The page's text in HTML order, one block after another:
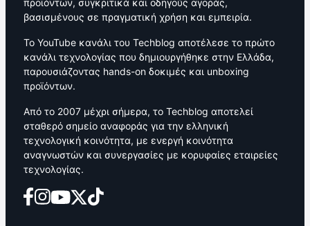
βασισμένους σε πραγματική χρήση και εμπειρία.
Το YouTube κανάλι του Techblog αποτέλεσε το πρώτο
κανάλι τεχνολογίας που δημιουργήθηκε στην Ελλάδα,
παρουσιάζοντας hands-on δοκιμές και unboxing
προϊόντων.
Από το 2007 μέχρι σήμερα, το Techblog αποτελεί
σταθερό σημείο αναφοράς για την ελληνική
τεχνολογική κοινότητα, με ενεργή κοινότητα
αναγνωστών και συνεργασίες με κορυφαίες εταιρείες
τεχνολογίας.